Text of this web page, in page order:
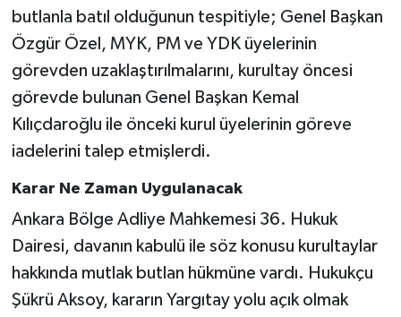
butlanla batıl olduğunun tespitiyle; Genel Başkan
Özgür Özel, MYK, PM ve YDK üyelerinin
görevden uzaklaştırılmalarını, kurultay öncesi
görevde bulunan Genel Başkan Kemal
Kılıçdaroğlu ile önceki kurul üyelerinin göreve
iadelerini talep etmişlerdi.
Karar Ne Zaman Uygulanacak
Ankara Bölge Adliye Mahkemesi 36. Hukuk
Dairesi, davanın kabulü ile söz konusu kurultaylar
hakkında mutlak butlan hükmüne vardı. Hukukçu
Şükrü Aksoy, kararın Yargıtay yolu açık olmak